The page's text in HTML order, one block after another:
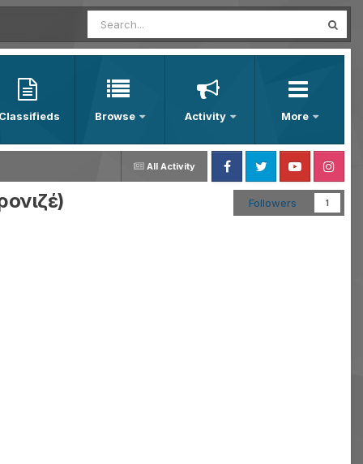
Browse Activity More
All Activity
FacebookTwitter YoutubeInstagram
Followers 1